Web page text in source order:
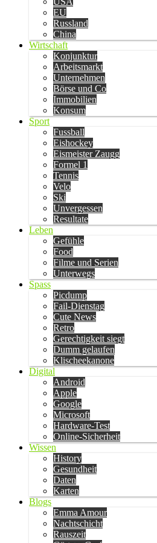
EU
Russland
China
Wirtschaft
Konjunktur
Arbeitsmarkt
Unternehmen
Börse und Co
Immobilien
Konsum
Sport
Fussball
Eishockey
Eismeister Zaugg
Formel 1
Tennis
Velo
Ski
Unvergessen
Resultate
Leben
Gefühle
Food
Filme und Serien
Unterwegs
Spass
Picdump
Fail-Dienstag
Cute News
Retro
Gerechtigkeit siegt
Dumm gelaufen
Klischeekanone
Digital
Android
Apple
Google
Microsoft
Hardware-Test
Online-Sicherheit
Wissen
History
Gesundheit
Daten
Karten
Blogs
Emma Amour
Nachtschicht
Rauszeit